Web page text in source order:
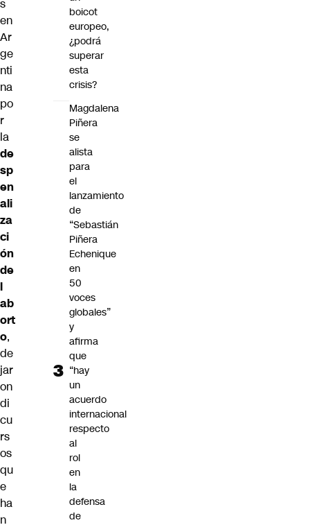
s
en
Ar
ge
nti
na
po
r
la
de
sp
en
ali
za
ci
ón
de
l
ab
ort
o,
de
jar
on
di
cu
rs
os
qu
e
ha
n
boicot
europeo,
¿podrá
superar
esta
crisis?
Magdalena
Piñera
se
alista
para
el
lanzamiento
de
“Sebastián
Piñera
Echenique
en
50
voces
globales”
y
afirma
que
“hay
un
acuerdo
internacional
respecto
al
rol
en
la
defensa
de